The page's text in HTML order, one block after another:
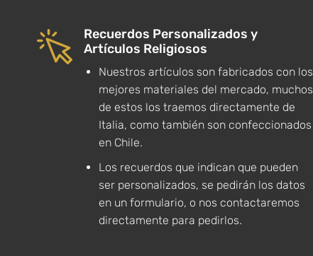
Recuerdos Personalizados y
Artículos Religiosos
Nuestros artículos son fabricados con los
mejores materiales del mercado, muchos
de estos los traemos directamente de
Italia, como también son confeccionados
en Chile.
Los recuerdos que indican que pueden
ser personalizados, se pedirán los datos
en un formulario, o nos contactaremos
directamente para pedirlos.